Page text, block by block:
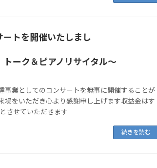
ートを開催いたしまし
ク＆ピアノリサイタル～
事業としてのコンサートを無事に開催することが
場をいただき心より感謝申し上げます収益金はす
させていただきます
続きを読む